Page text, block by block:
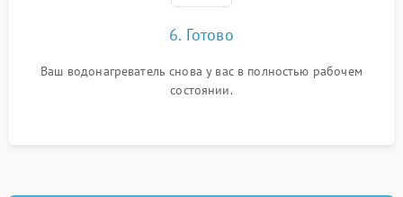
6. Готово
Ваш водонагреватель снова у вас в полностью рабочем
состоянии.